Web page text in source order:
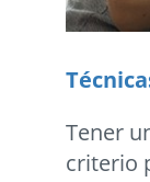
Tener
criterio